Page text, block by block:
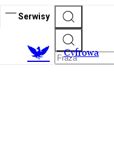
Serwisy
Cyfrowa